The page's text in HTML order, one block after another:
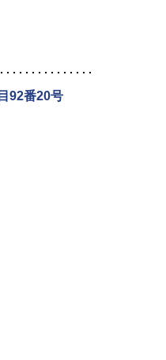
92番20号